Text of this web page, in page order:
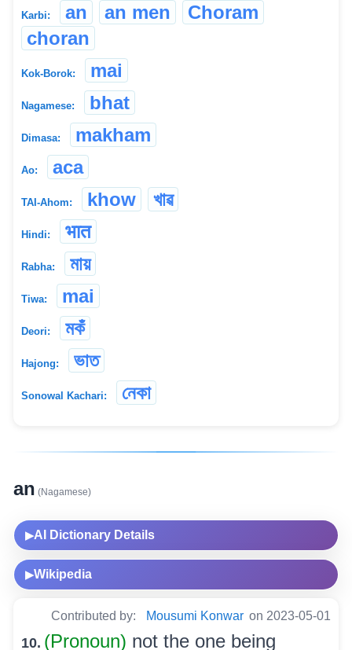
Karbi: an an men
Choram
choran
Kok-Borok: mai
Nagamese: bhat
Dimasa: makham
Ao: aca
TAI-Ahom: khow খাৱ
Hindi: भात
Rabha: মায়
Tiwa: mai
Deori: মকঁ
Hajong: ভাত
Sonowal Kachari: নেকা
an (Nagamese)
▶AI Dictionary Details
▶Wikipedia
Contributed by: Mousumi Konwar on 2023-05-01
10. (Pronoun) not the one being